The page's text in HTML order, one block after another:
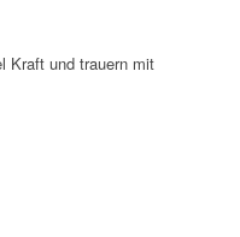
Kraft und trauern mit